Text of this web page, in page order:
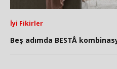
İyi Fikirler
Beş adımda BESTÅ